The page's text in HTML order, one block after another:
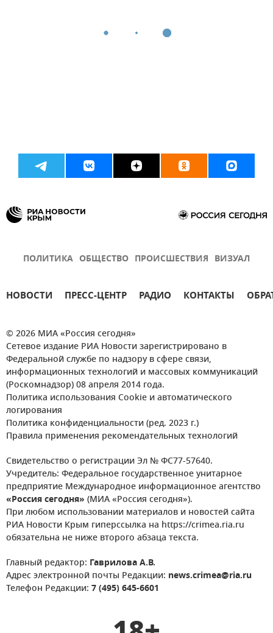
ПОЛИТИКА ОБЩЕСТВО ПРОИСШЕСТВИЯ ВИЗУАЛ
НОВОСТИ ПРЕСС-ЦЕНТР РАДИО КОНТАКТЫ
© 2026 МИА «Россия сегодня»
Сетевое издание РИА Новости зарегистрировано в
Федеральной службе по надзору в сфере связи,
информационных технологий и массовых коммуникаций
(Роскомнадзор) 08 апреля 2014 года.
Политика использования Cookie и автоматического
логирования
Политика конфиденциальности (ред. 2023 г.)
Правила применения рекомендательных технологий
Свидетельство о регистрации Эл № ФС77-57640.
Учредитель: Федеральное государственное унитарное
предприятие Международное информационное агентство
«Россия сегодня» (МИА «Россия сегодня»).
При любом использовании материалов и новостей сайта
РИА Новости Крым гиперссылка на https://crimea.ria.ru
обязательна не ниже второго абзаца текста.
Главный редактор: Гаврилова А.В.
Адрес электронной почты Редакции: news.crimea@ria.ru
Телефон Редакции: 7 (495) 645-6601